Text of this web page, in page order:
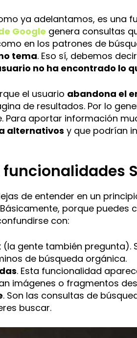
ya adelantamos, es una
Google genera consultas
en los patrones de
tema. Eso sí, debemos
no ha encontrado lo
el usuario abandona el
de resultados. Por lo
Para aportar información
alternativos y que podrían
de entender en un
porque puedes
con:
(la gente también pregunta).
de búsqueda orgánica.
. Esta funcionalidad
imágenes o fragmentos
. Son las consultas de
buscar.